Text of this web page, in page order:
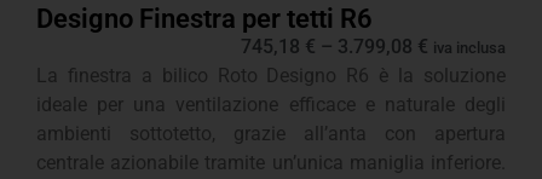
Designo Finestra per tetti R6
745,18 € – 3.799,08 € iva inclusa
La finestra a bilico Roto Designo R6 è la soluzione
ideale per una ventilazione efficace e naturale degli
ambienti sottotetto, grazie all’anta con apertura
centrale azionabile tramite un’unica maniglia inferiore.